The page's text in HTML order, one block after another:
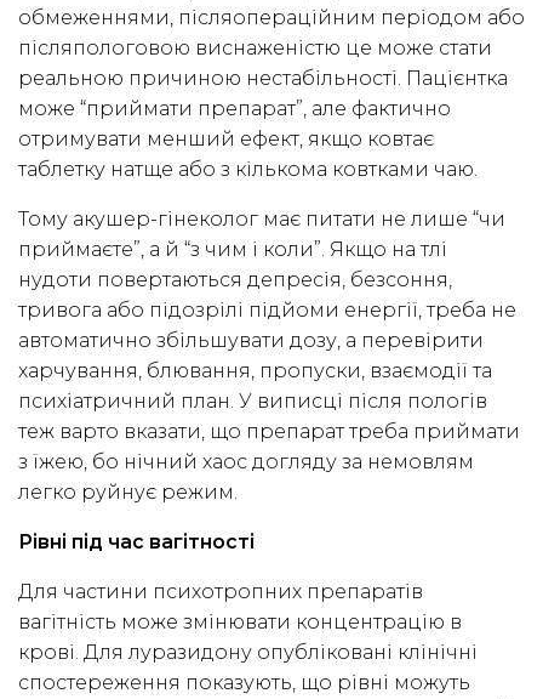
обмеженнями, післяопераційним періодом або
післяпологовою виснаженістю це може стати
реальною причиною нестабільності. Пацієнтка
може “приймати препарат”, але фактично
отримувати менший ефект, якщо ковтає
таблетку натще або з кількома ковтками чаю.
Тому акушер-гінеколог має питати не лише “чи
приймаєте”, а й “з чим і коли”. Якщо на тлі
нудоти повертаються депресія, безсоння,
тривога або підозрілі підйоми енергії, треба не
автоматично збільшувати дозу, а перевірити
харчування, блювання, пропуски, взаємодії та
психіатричний план. У виписці після пологів
теж варто вказати, що препарат треба приймати
з їжею, бо нічний хаос догляду за немовлям
легко руйнує режим.
Рівні під час вагітності
Для частини психотропних препаратів
вагітність може змінювати концентрацію в
крові. Для луразидону опубліковані клінічні
спостереження показують, що рівні можуть